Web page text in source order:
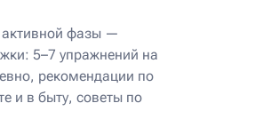
фазы —
5–7 упражнений на
рекомендации по
и в быту, советы по